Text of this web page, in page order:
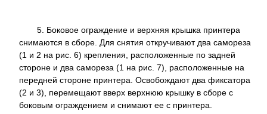
5. Боковое ограждение и верхняя крышка принтера
снимаются в сборе. Для снятия откручивают два самореза
(1 и 2 на рис. 6) крепления, расположенные по задней
стороне и два самореза (1 на рис. 7), расположенные на
передней стороне принтера. Освобождают два фиксатора
(2 и 3), перемещают вверх верхнюю крышку в сборе с
боковым ограждением и снимают ее с принтера.